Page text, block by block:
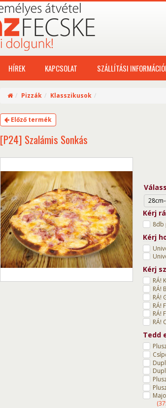
HÍREK KAPCSOLAT SZÁLLÍTÁSI
Pizzák Klasszikusok
Előző termék
[P24] Szalámis Sonkás
Kérj
8db
Kérj
Kérj
RÁ!
RÁ!
RÁ!
RÁ!
RÁ!
RÁ!
Tedd
(